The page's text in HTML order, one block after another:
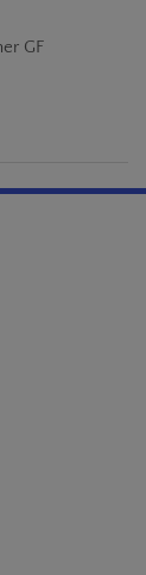
GF